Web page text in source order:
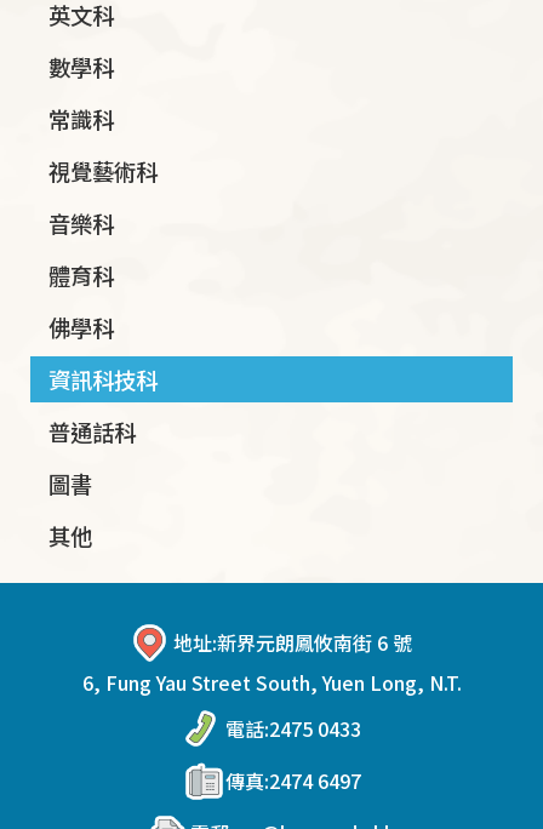
英文科
數學科
常識科
視覺藝術科
音樂科
體育科
佛學科
資訊科技科
普通話科
圖書
其他
地址:新界元朗鳳攸南街 6 號
6, Fung Yau Street South, Yuen Long, N.T.
電話:2475 0433
傳真:2474 6497